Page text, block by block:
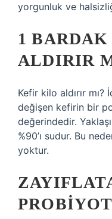
yorgunluk ve
1
ALDIRIR
Kefir kilo aldırır
değişen kefirin bir
değerindedir.
%90’ı sudur. Bu
yoktur.